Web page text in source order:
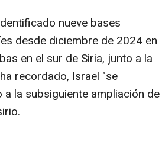
nueve bases
desde diciembre de 2024 en
en el sur de Siria, junto a la
recordado, Israel "se
la subsiguiente ampliación de